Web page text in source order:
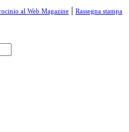
al Web Magazine | Rassegna stampa